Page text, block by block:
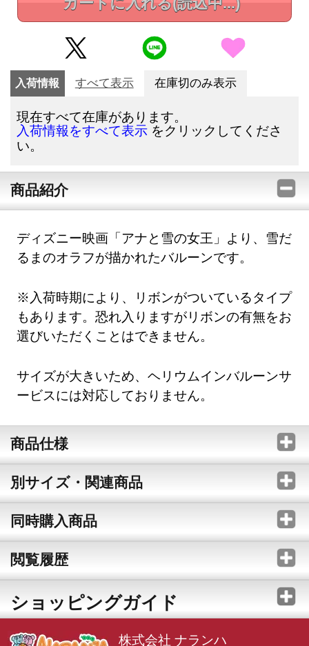
入荷情報 すべて表示 在庫切のみ表示
現在すべて在庫があります。
入荷情報をすべて表示 をクリックしてくださ
い。
商品紹介
ディズニー映画「アナと雪の女王」より、雪だ
るまのオラフが描かれたバルーンです。
※入荷時期により、リボンがついているタイプ
もあります。恐れ入りますがリボンの有無をお
選びいただくことはできません。
サイズが大きいため、ヘリウムインバルーンサ
ービスには対応しておりません。
商品仕様
別サイズ・関連商品
同時購入商品
閲覧履歴
ショッピングガイド
株式会社 ナランハ